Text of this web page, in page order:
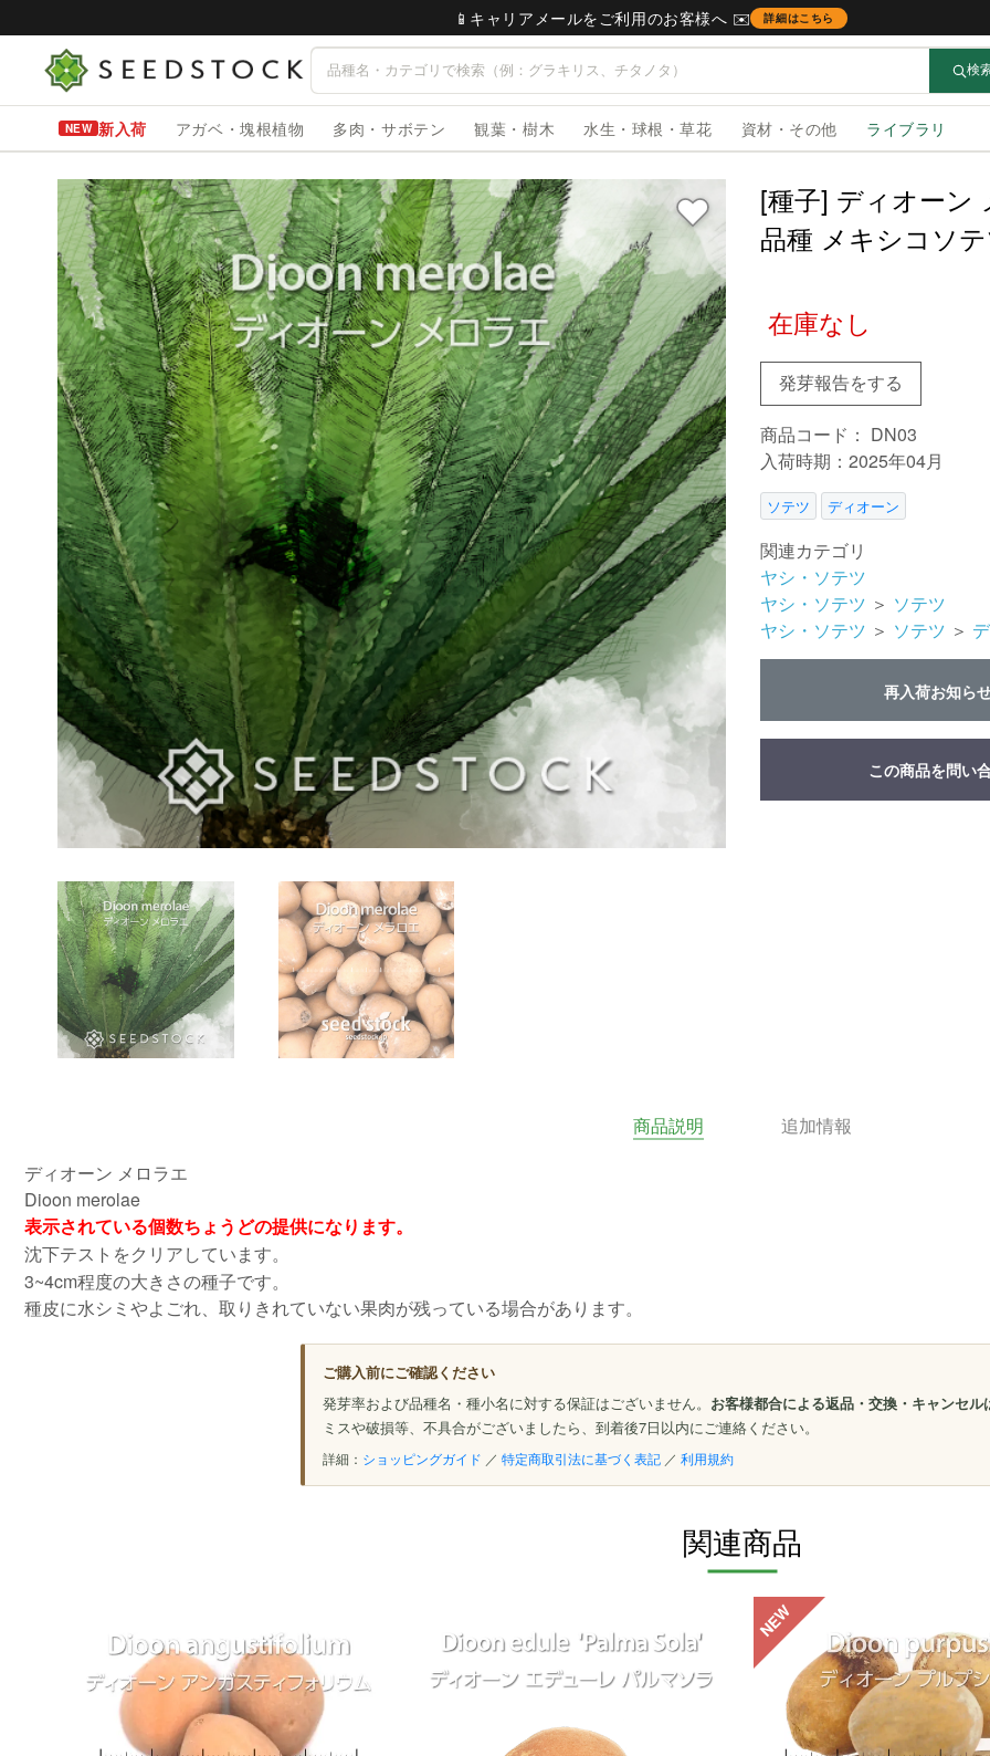
📱キャリアメールをご利用のお客様へ ✉️ 詳細はこちら
検
新入荷 アガベ・塊根植物 多肉・サボテン 観葉・樹木 水生・球根・草花 資材・その他 ライブラリ
[種子] ディオーン
品種 メキシコソ
在庫なし
発芽報告をする
商品コード： DN03
入荷時期：2025年04月
ソテツ ディオーン
関連カテゴリ
ヤシ・ソテツ
ヤシ・ソテツ ＞ ソテツ
ヤシ・ソテツ ＞ ソテツ ＞
再入荷お知ら
この商品を問い
商品説明
追加情報
ディオーン メロラエ
Dioon merolae
表示されている個数ちょうどの提供になります。
沈下テストをクリアしています。
3~4cm程度の大きさの種子です。
種皮に水シミやよごれ、取りきれていない果肉が残っている場合があります。
ご購入前にご確認ください
発芽率および品種名・種小名に対する保証はございません。 お客様都合による返品・交換・キャンセル
ミスや破損等、不具合がございましたら、到着後7日以内にご連絡ください。
詳細： ショッピングガイド ／ 特定商取引法に基づく表記 ／ 利用規約
関連商品
NEW